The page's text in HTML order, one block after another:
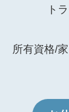
ト
所有資格/